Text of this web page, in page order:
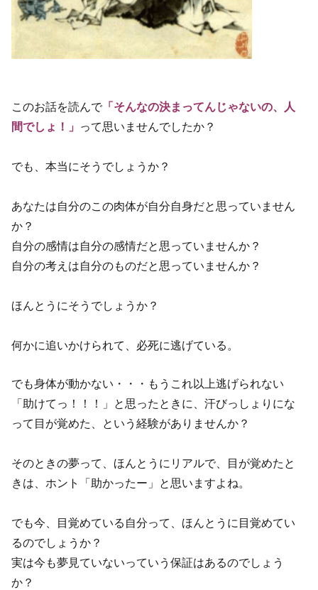
このお話を読んで「そんなの決まってんじゃないの、人
間でしょ！」 って思いませんでしたか？
でも、本当にそうでしょうか？
あなたは自分のこの肉体が自分自身だと思っていません
か？
自分の感情は自分の感情だと思っていませんか？
自分の考えは自分のものだと思っていませんか？
ほんとうにそうでしょうか？
何かに追いかけられて、必死に逃げている。
でも身体が動かない・・・もうこれ以上逃げられない
「助けてっ！！！」と思ったときに、汗びっしょりにな
って目が覚めた、という経験がありませんか？
そのときの夢って、ほんとうにリアルで、目が覚めたと
きは、ホント「助かったー」と思いますよね。
でも今、目覚めている自分って、ほんとうに目覚めてい
るのでしょうか？
実は今も夢見ていないっていう保証はあるのでしょう
か？